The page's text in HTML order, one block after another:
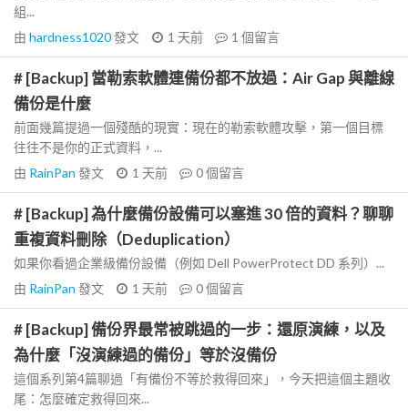
組...
由 hardness1020發文 1 天前 1 個留言
# [Backup] 當勒索軟體連備份都不放過：Air Gap 與離線
備份是什麼
前面幾篇提過一個殘酷的現實：現在的勒索軟體攻擊，第一個目標
往往不是你的正式資料，...
由 RainPan 發文 1 天前 0個留言
# [Backup] 為什麼備份設備可以塞進 30 倍的資料？聊聊
重複資料刪除（Deduplication）
如果你看過企業級備份設備（例如 Dell PowerProtect DD 系列）...
由 RainPan 發文 1 天前 0個留言
# [Backup] 備份界最常被跳過的一步：還原演練，以及
為什麼「沒演練過的備份」等於沒備份
這個系列第4篇聊過「有備份不等於救得回來」，今天把這個主題收
尾：怎麼確定救得回來...